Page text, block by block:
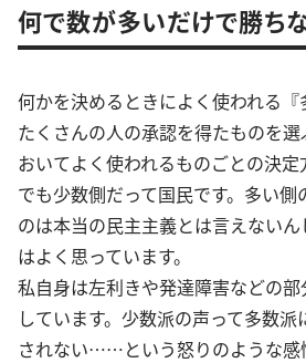
何で数が多いだけで勝ち
何かを決めるときによく使われる
たくさんの人の承認を得たものを
おいてよく使われるものごとの決定
でも少数側だって国民です。多い
のは本当の民主主義とは言えない
はよく思っています。
私自身は左利きや発達障害などの
しています。少数派の声って多数
されない……という怒りのような感